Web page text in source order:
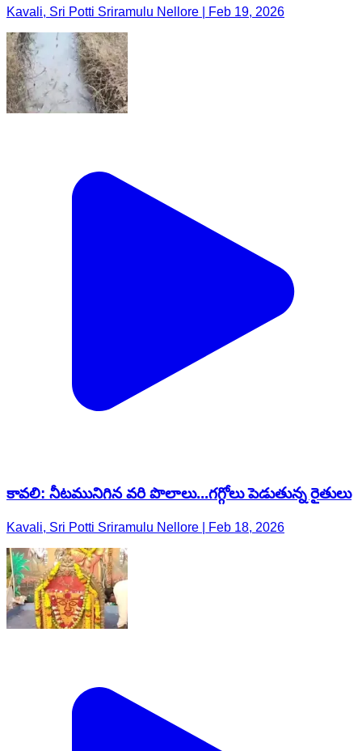
Kavali, Sri Potti Sriramulu Nellore | Feb 19, 2026
కావలి: నీటమునిగిన వరి పొలాలు...గగ్గోలు పెడుతున్న రైతులు
Kavali, Sri Potti Sriramulu Nellore | Feb 18, 2026